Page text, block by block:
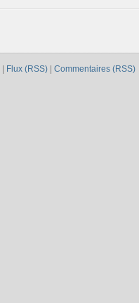
Flux (RSS) Commentaires (RSS)